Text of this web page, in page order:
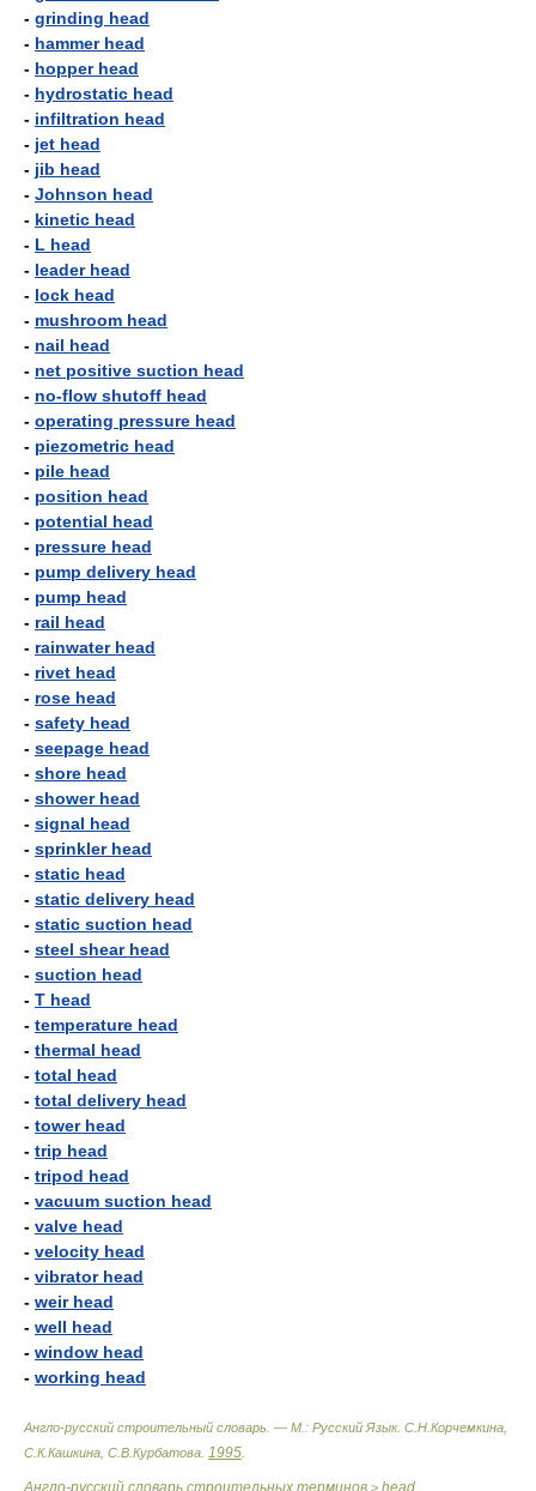
- grinding head
- hammer head
- hopper head
- hydrostatic head
- infiltration head
- jet head
- jib head
- Johnson head
- kinetic head
- L head
- leader head
- lock head
- mushroom head
- nail head
- net positive suction head
- no-flow shutoff head
- operating pressure head
- piezometric head
- pile head
- position head
- potential head
- pressure head
- pump delivery head
- pump head
- rail head
- rainwater head
- rivet head
- rose head
- safety head
- seepage head
- shore head
- shower head
- signal head
- sprinkler head
- static head
- static delivery head
- static suction head
- steel shear head
- suction head
- T head
- temperature head
- thermal head
- total head
- total delivery head
- tower head
- trip head
- tripod head
- vacuum suction head
- valve head
- velocity head
- vibrator head
- weir head
- well head
- window head
- working head
Англо-русский строительный словарь. — М.: Русский Язык. С.Н.Корчемкина,
С.К.Кашкина, С.В.Курбатова 1995
Англо-русский словарь строительных терминов > head